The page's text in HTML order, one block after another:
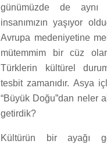
günümüzde de aynı
insanımızın yaşıyor
Avrupa medeniyetine
mütemmim bir cüz
Türklerin kültürel
tesbit zamanıdır. Asya
“Büyük Doğu”dan neler
getirdik?
Kültürün bir ayağı